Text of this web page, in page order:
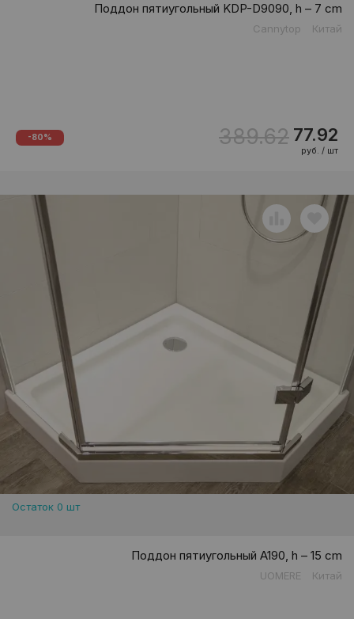
Поддон пятиугольный KDP-D9090, h – 7 cm
Cannytop Китай
-80% 389.62 77.92
руб. / шт
Остаток 0 шт
Поддон пятиугольный A190, h – 15 cm
UOMERE Китай